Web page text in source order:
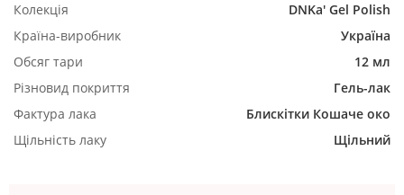
Колекція
DNKa' Gel Polish
Країна-виробник
Україна
Обсяг тари
12 мл
Різновид покриття
Гель-лак
Фактура лака
Блискітки Кошаче око
Щільність лаку
Щільний